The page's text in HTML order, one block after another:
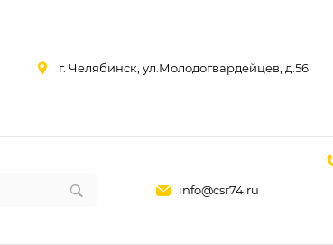
г. Челябинск, ул.Молодогвардейцев, д.56
info@csr74.ru